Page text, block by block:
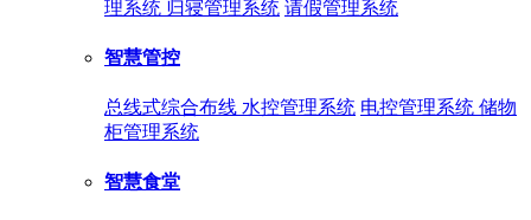
理系统 归寝管理系统 请假管理系统
智慧管控
总线式综合布线 水控管理系统 电控管理系统 储物
柜管理系统
智慧食堂